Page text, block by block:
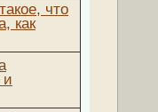
что
как
и